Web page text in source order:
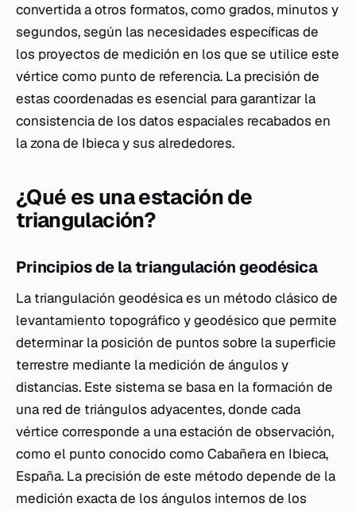
convertida a otros formatos, como grados, minutos y
segundos, según las necesidades específicas de
los proyectos de medición en los que se utilice este
vértice como punto de referencia. La precisión de
estas coordenadas es esencial para garantizar la
consistencia de los datos espaciales recabados en
la zona de Ibieca y sus alrededores.
¿Qué es una estación de
triangulación?
Principios de la triangulación geodésica
La triangulación geodésica es un método clásico de
levantamiento topográfico y geodésico que permite
determinar la posición de puntos sobre la superficie
terrestre mediante la medición de ángulos y
distancias. Este sistema se basa en la formación de
una red de triángulos adyacentes, donde cada
vértice corresponde a una estación de observación,
como el punto conocido como Cabañera en Ibieca,
España. La precisión de este método depende de la
medición exacta de los ángulos internos de los